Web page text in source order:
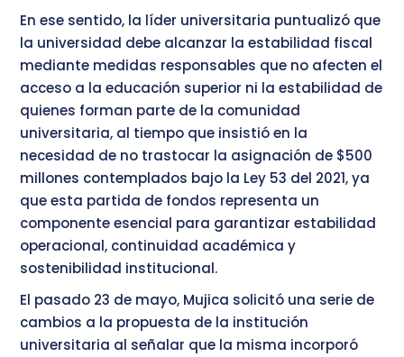
En ese sentido, la líder universitaria puntualizó que
la universidad debe alcanzar la estabilidad fiscal
mediante medidas responsables que no afecten el
acceso a la educación superior ni la estabilidad de
quienes forman parte de la comunidad
universitaria, al tiempo que insistió en la
necesidad de no trastocar la asignación de $500
millones contemplados bajo la Ley 53 del 2021, ya
que esta partida de fondos representa un
componente esencial para garantizar estabilidad
operacional, continuidad académica y
sostenibilidad institucional.
El pasado 23 de mayo, Mujica solicitó una serie de
cambios a la propuesta de la institución
universitaria al señalar que la misma incorporó